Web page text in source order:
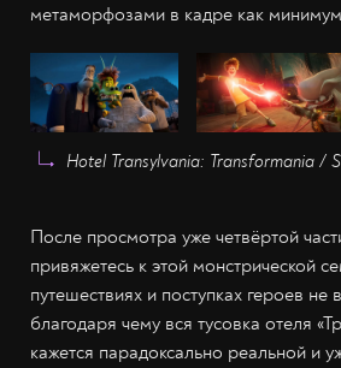
метаморфозами в кадре как
Hotel Transylvania: Transformania /
После просмотра уже четвёртой
привяжетесь к этой монстрической
путешествиях и поступках героев не
благодаря чему вся тусовка отеля
кажется парадоксально реальной и